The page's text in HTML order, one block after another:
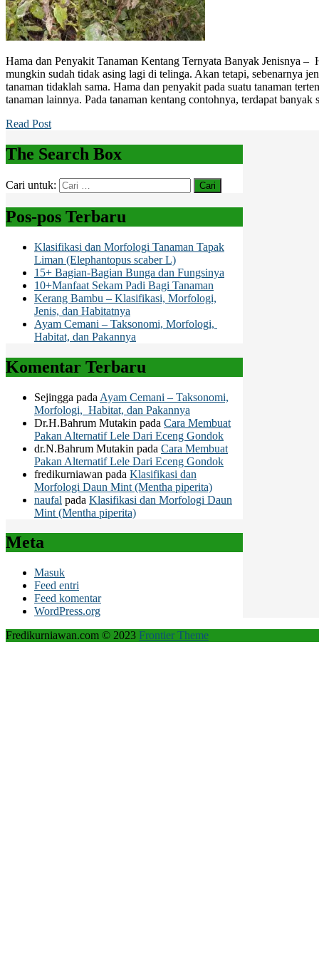
Hama dan Penyakit Tanaman Kentang Ternyata Banyak Jenisnya –
mungkin sudah tidak asing lagi di telinga. Akan tetapi, sebenarnya
tanaman tidaklah sama. Hama dan penyakit pada suatu tanaman
tanaman lainnya. Pada tanaman kentang contohnya, terdapat
Read Post
The Search Box
Cari untuk:
Pos-pos Terbaru
Klasifikasi dan Morfologi Tanaman Tapak
Liman (Elephantopus scaber L)
15+ Bagian-Bagian Bunga dan Fungsinya
10+Manfaat Sekam Padi Bagi Tanaman
Kerang Bambu – Klasifikasi, Morfologi,
Jenis, dan Habitatnya
Ayam Cemani – Taksonomi, Morfologi,
Habitat, dan Pakannya
Komentar Terbaru
Sejingga pada Ayam Cemani – Taksonomi,
Morfologi, Habitat, dan Pakannya
Dr.H.Bahrum Mutakin pada Cara Membuat
Pakan Alternatif Lele Dari Eceng Gondok
dr.N.Bahrum Mutakin pada Cara Membuat
Pakan Alternatif Lele Dari Eceng Gondok
fredikurniawan pada Klasifikasi dan
Morfologi Daun Mint (Mentha piperita)
naufal pada Klasifikasi dan Morfologi Daun
Mint (Mentha piperita)
Meta
Masuk
Feed entri
Feed komentar
WordPress.org
Fredikurniawan.com © 2023 Frontier Theme